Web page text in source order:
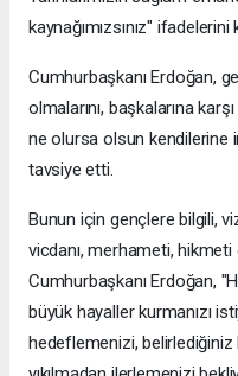
kaynağımızsınız" ifadelerini
Cumhurbaşkanı Erdoğan,
olmalarını, başkalarına
ne olursa olsun kendilerine
tavsiye etti.
Bunun için gençlere bilgili,
vicdanı, merhameti, hikmeti
Cumhurbaşkanı Erdoğan,
büyük hayaller kurmanızı
hedeflemenizi,